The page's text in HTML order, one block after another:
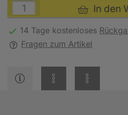
In den
14 Tage kostenloses
Fragen zum Artikel